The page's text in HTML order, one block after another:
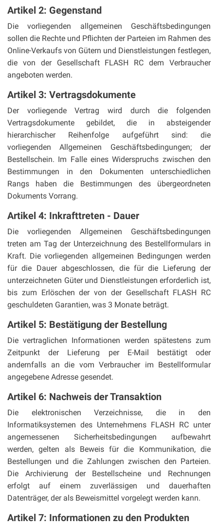
Artikel 2: Gegenstand
Die vorliegenden allgemeinen Geschäftsbedingungen
sollen die Rechte und Pflichten der Parteien im Rahmen des
Online-Verkaufs von Gütern und Dienstleistungen festlegen,
die von der Gesellschaft FLASH RC dem Verbraucher
angeboten werden.
Artikel 3: Vertragsdokumente
Der vorliegende Vertrag wird durch die folgenden
Vertragsdokumente gebildet, die in absteigender
hierarchischer Reihenfolge aufgeführt sind: die
vorliegenden Allgemeinen Geschäftsbedingungen; der
Bestellschein. Im Falle eines Widerspruchs zwischen den
Bestimmungen in den Dokumenten unterschiedlichen
Rangs haben die Bestimmungen des übergeordneten
Dokuments Vorrang.
Artikel 4: Inkrafttreten - Dauer
Die vorliegenden Allgemeinen Geschäftsbedingungen
treten am Tag der Unterzeichnung des Bestellformulars in
Kraft. Die vorliegenden allgemeinen Bedingungen werden
für die Dauer abgeschlossen, die für die Lieferung der
unterzeichneten Güter und Dienstleistungen erforderlich ist,
bis zum Erlöschen der von der Gesellschaft FLASH RC
geschuldeten Garantien, was 3 Monate beträgt.
Artikel 5: Bestätigung der Bestellung
Die vertraglichen Informationen werden spätestens zum
Zeitpunkt der Lieferung per E-Mail bestätigt oder
andernfalls an die vom Verbraucher im Bestellformular
angegebene Adresse gesendet.
Artikel 6: Nachweis der Transaktion
Die elektronischen Verzeichnisse, die in den
Informatiksystemen des Unternehmens FLASH RC unter
angemessenen Sicherheitsbedingungen aufbewahrt
werden, gelten als Beweis für die Kommunikation, die
Bestellungen und die Zahlungen zwischen den Parteien.
Die Archivierung der Bestellscheine und Rechnungen
erfolgt auf einem zuverlässigen und dauerhaften
Datenträger, der als Beweismittel vorgelegt werden kann.
Artikel 7: Informationen zu den Produkten